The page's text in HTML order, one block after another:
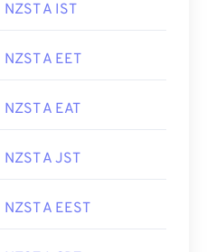
NZST A IST
NZST A EET
NZST A EAT
NZST A JST
NZST A EEST